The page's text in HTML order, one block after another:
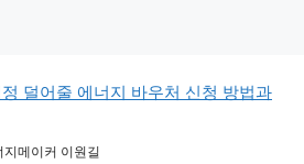
덜어줄 에너지 바우처 신청 방법과
지메이커 이원길